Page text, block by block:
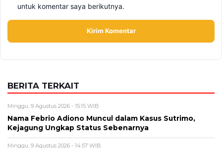
untuk komentar saya berikutnya.
BERITA TERKAIT
Minggu, 9 Agustus 2026 - 15:15 WIB
Nama Febrio Adiono Muncul dalam Kasus Sutrimo,
Kejagung Ungkap Status Sebenarnya
Minggu, 9 Agustus 2026 - 14:57 WIB